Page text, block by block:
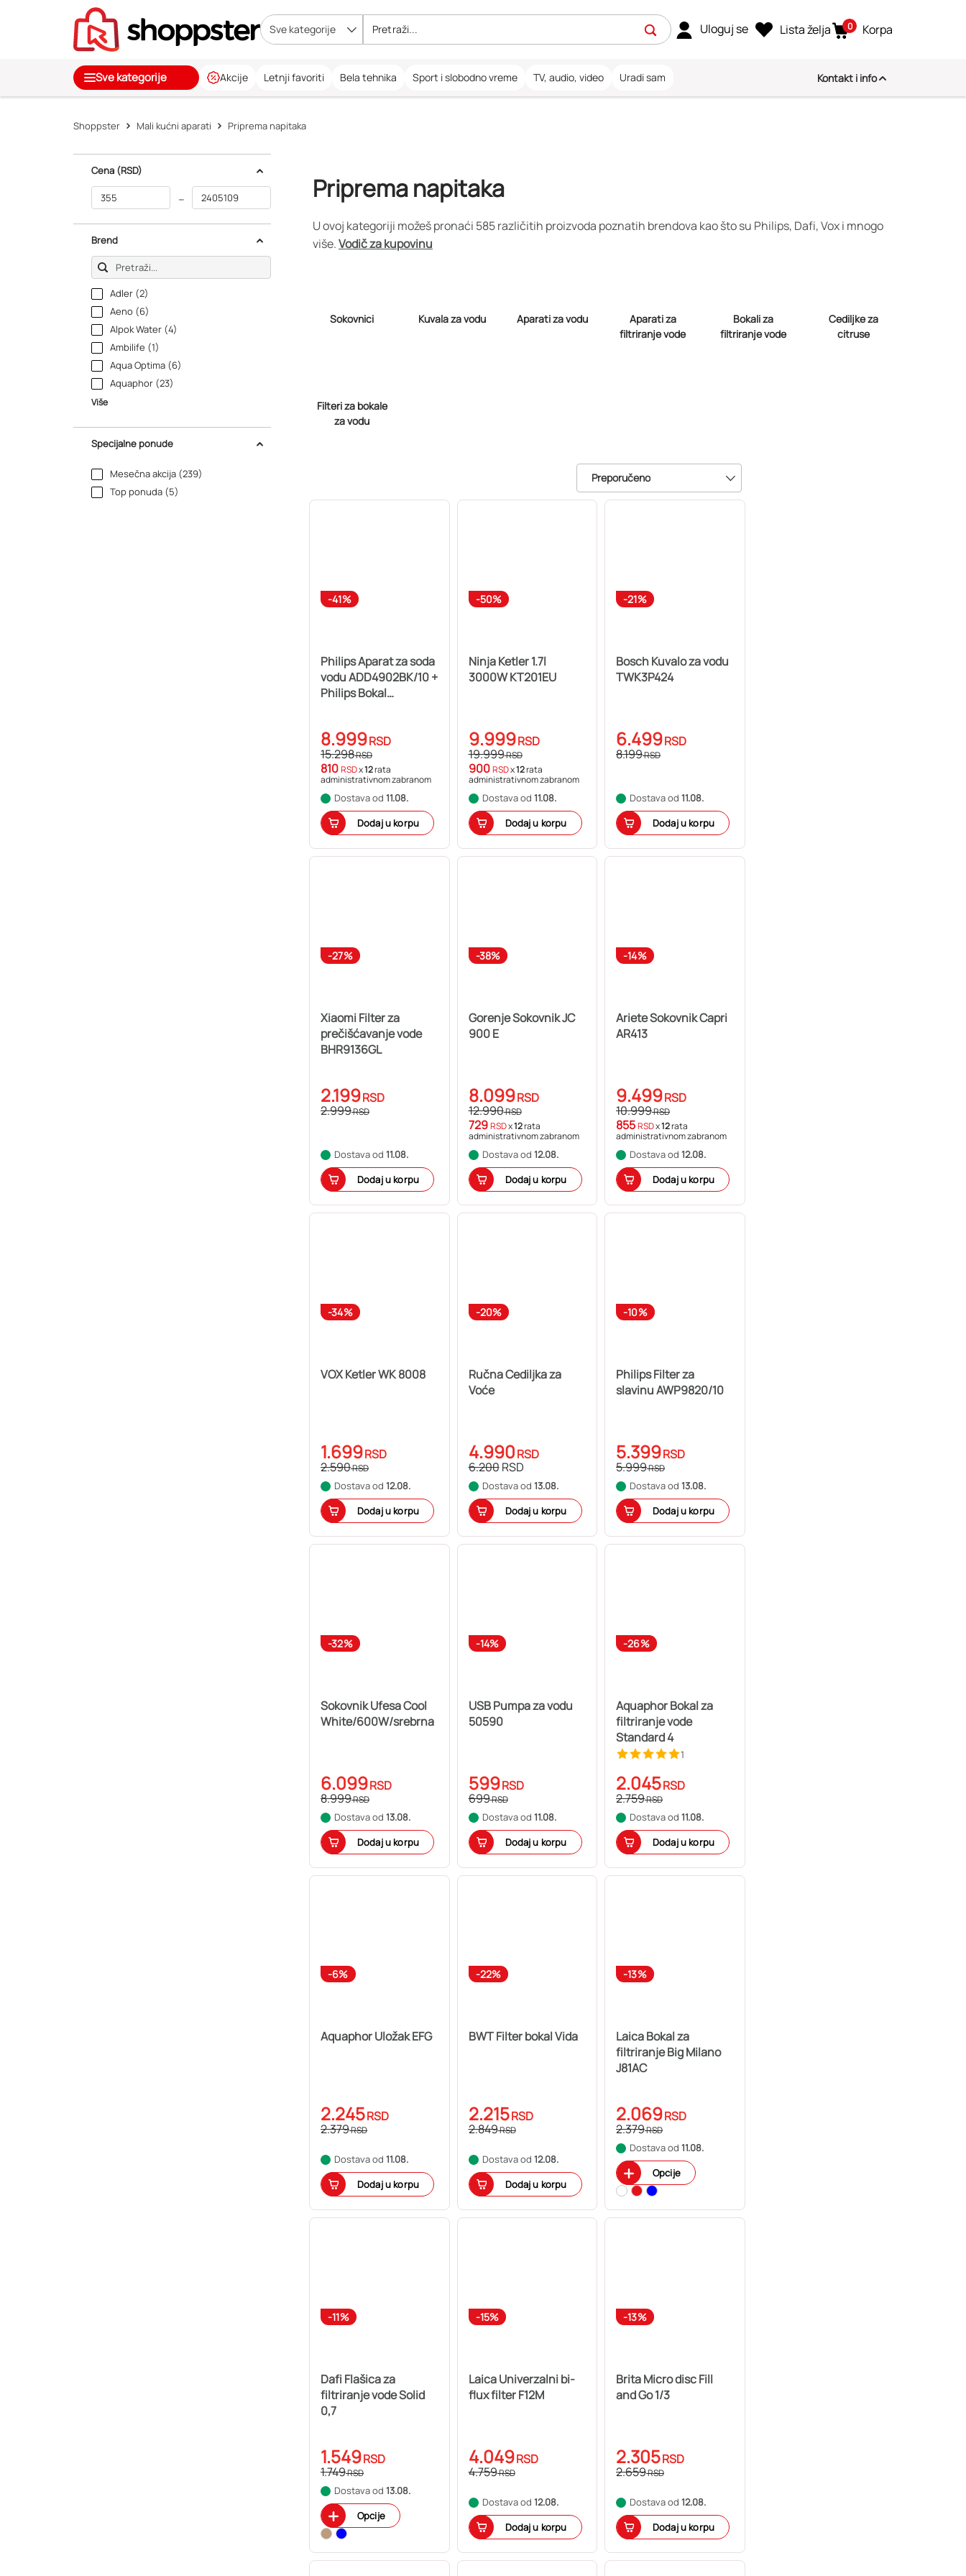
Sve kategorije Uloguj se Lista želja 0 Korpa
Sve kategorije Akcije Letnji favoriti Bela tehnika Sport i slobodno vreme TV, audio, video Uradi sam Kontakt i info
Shoppster Mali kućni aparati Priprema napitaka
Cena (RSD)
–
Brend
Adler (2)
Aeno (6)
Alpok Water (4)
Ambilife (1)
Aqua Optima (6)
Aquaphor (23)
Više
Specijalne ponude
Mesečna akcija (239)
Top ponuda (5)
Priprema napitaka
U ovoj kategoriji možeš pronaći 585 različitih proizvoda poznatih brendova kao što su Philips, Dafi, Vox i mnogo
više.Vodič za kupovinu
Sokovnici Kuvala za vodu Aparati za vodu
Aparati za
filtriranje vode
Bokali za
filtriranje vode
Cediljke za
citruse
Filteri za bokale
za vodu
Preporučeno
-41%
Philips Aparat za soda
vodu ADD4902BK/10 +
Philips Bokal
8.999RSD
15.298RSD
810RSDx12rata
administrativnom zabranom
Dostava od 11.08.
Dodaj u korpu
-50%
Ninja Ketler 1.7l
3000W KT201EU
9.999RSD
19.999RSD
900RSDx12rata
administrativnom zabranom
Dostava od 11.08.
Dodaj u korpu
-21%
Bosch Kuvalo za vodu
TWK3P424
6.499RSD
8.199RSD
Dostava od 11.08.
Dodaj u korpu
-27%
Xiaomi Filter za
prečišćavanje vode
BHR9136GL
2.199RSD
2.999RSD
Dostava od 11.08.
Dodaj u korpu
-38%
Gorenje Sokovnik JC
900 E
8.099RSD
12.990RSD
729RSDx12rata
administrativnom zabranom
Dostava od 12.08.
Dodaj u korpu
-14%
Ariete Sokovnik Capri
AR413
9.499RSD
10.999RSD
855RSDx12rata
administrativnom zabranom
Dostava od 12.08.
Dodaj u korpu
-34%
VOX Ketler WK 8008
1.699RSD
2.590RSD
Dostava od 12.08.
Dodaj u korpu
-20%
Ručna Cediljka za
Voće
4.990RSD
6.200RSD
Dostava od 13.08.
Dodaj u korpu
-10%
Philips Filter za
slavinu AWP9820/10
5.399RSD
5.999RSD
Dostava od 13.08.
Dodaj u korpu
-32%
Sokovnik Ufesa Cool
White/600W/srebrna
6.099RSD
8.999RSD
Dostava od 13.08.
Dodaj u korpu
-14%
USB Pumpa za vodu
50590
599RSD
699RSD
Dostava od 11.08.
Dodaj u korpu
-26%
Aquaphor Bokal za
filtriranje vode
Standard 4
1
2.045RSD
2.759RSD
Dostava od 11.08.
Dodaj u korpu
-6%
Aquaphor Uložak EFG
2.245RSD
2.379RSD
Dostava od 11.08.
Dodaj u korpu
-22%
BWT Filter bokal Vida
2.215RSD
2.849RSD
Dostava od 12.08.
Dodaj u korpu
-13%
Laica Bokal za
filtriranje Big Milano
J81AC
2.069RSD
2.379RSD
Dostava od 11.08.
Opcije
-11%
Dafi Flašica za
filtriranje vode Solid
0,7
1.549RSD
1.749RSD
Dostava od 13.08.
Opcije
-15%
Laica Univerzalni bi-
flux filter F12M
4.049RSD
4.759RSD
Dostava od 12.08.
Dodaj u korpu
-13%
Brita Micro disc Fill
and Go 1/3
2.305RSD
2.659RSD
Dostava od 12.08.
Dodaj u korpu